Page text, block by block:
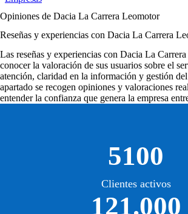
Opiniones de Dacia La Carrera Leomotor
Reseñas y experiencias con Dacia La Carrera
Las reseñas y experiencias con Dacia La
conocer la valoración de sus usuarios sobre el
atención, claridad en la información y gestión
apartado se recogen opiniones y valoraciones
entender la confianza que genera la empresa
5100
Clientes activos
121.000